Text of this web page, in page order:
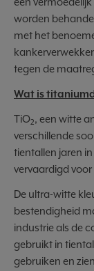
worden
met het
tegen de
Wat is
TiO2, een witte
verschillende
tientallen jaren
vervaardigd
De ultra-witte
bestendigheid
industrie als de
gebruikt in
gebruiken en